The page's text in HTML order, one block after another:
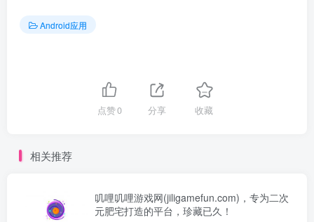
Android应用
点赞0 分享 收藏
相关推荐
叽哩叽哩游戏网(jiligamefun.com)，专为二次
元肥宅打造的平台，珍藏已久！